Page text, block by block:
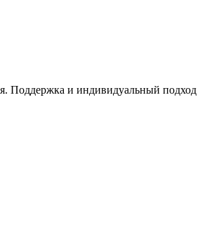
Поддержка и индивидуальный подход